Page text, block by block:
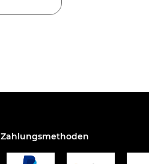
Zahlungsmethoden